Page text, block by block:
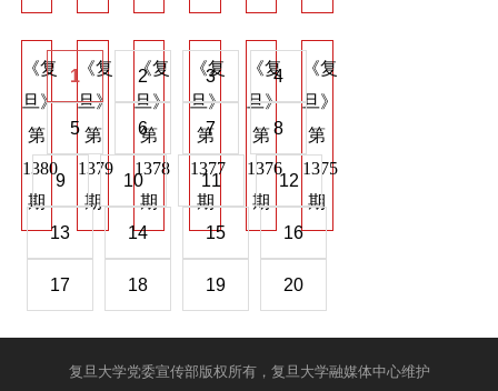
《复
旦》
第
1380
期
《复
旦》
第
1379
期
《复
旦》
第
1378
期
《复
旦》
第
1377
期
《复
旦》
第
1376
期
《复
旦》
第
1375
期
1 2 3 4
5 6 7 8
9 10 11 12
13 14 15 16
17 18 19 20
复旦大学党委宣传部版权所有，复旦大学融媒体中心维护